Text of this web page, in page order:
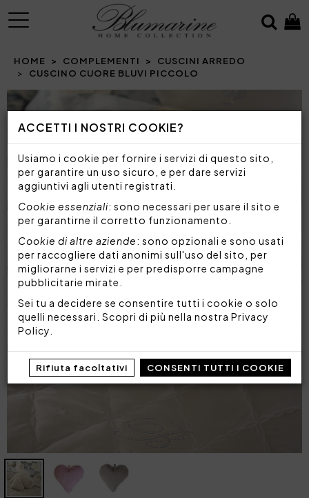
ACCETTI I NOSTRI COOKIE?
Usiamo i cookie per fornire i servizi di questo sito,
per garantire un uso sicuro, e per dare servizi
aggiuntivi agli utenti registrati.
Cookie essenziali: sono necessari per usare il sito e
per garantirne il corretto funzionamento.
Cookie di altre aziende: sono opzionali e sono usati
per raccogliere dati anonimi sull'uso del sito, per
migliorarne i servizi e per predisporre campagne
pubblicitarie mirate.
Sei tu a decidere se consentire tutti i cookie o solo
quelli necessari. Scopri di più nella nostra Privacy
Policy
Rifiuta facoltativi CONSENTI TUTTI I COOKIE
MENU
HOME COMPLEMENTI
CUSCINI ARREDO
CUSCINO CUORE BLUVI PICCOLO
Prev